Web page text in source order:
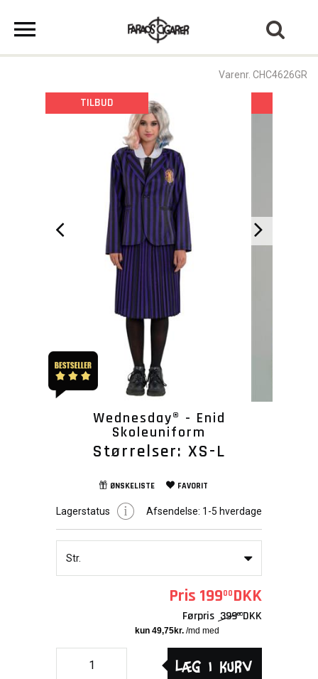
Varenr. CHC4626GR
TILBUD
Wednesday® - Enid
Skoleuniform
Størrelser: XS-L
ØNSKELISTE FAVORIT
Lagerstatus Afsendelse: 1-5 hverdage
Str.
Pris 19900 DKK
Førpris 39900DKK
Læg i kurv